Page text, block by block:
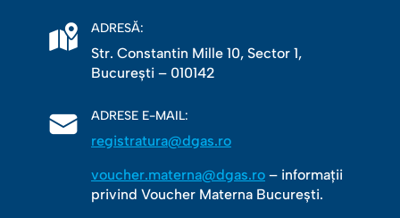
ADRESĂ:
Str. Constantin Mille 10, Sector 1,
Bucureşti – 010142
ADRESE E-MAIL:
registratura@dgas.ro
voucher.materna@dgas.ro– informații
privind Voucher Materna București.